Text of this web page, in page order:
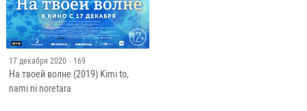
17 декабря 2020 · 169
На твоей волне (2019) Kimi to,
nami ni noretara